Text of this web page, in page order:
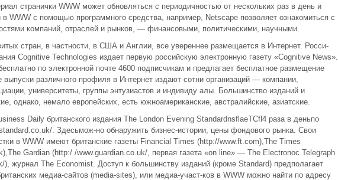
странички WWW может обновляться с периодичностью от нескольких раз в день и
WWW с помощью программного средства, например, Netscape позволяет ознакомиться с
компаний, отраслей и рынков, — финансовыми, политическими, научными.
стран, в частности, в США и Англии, все увереннее размещается в Интернет. Росси-
Cognitive Technologies издает первую российскую электронную газету «Cognitive News».
по электронной почте 4600 подписчикам и предлагает бесплатное размещение
выпуски различного профиля в Интернет издают сотни организаций — компании,
университеты, группы энтузиастов и индивиду алы. Большинство изданий и
однако, немало европейских, есть южноамериканские, австралийские, азиатские.
Daily британского издания The London Evening StandardnsflaeTCfl4 раза в деньпо
. Здесьмож-но обнаружить бизнес-истории, цены фондового рынка. Свои
в WWW имеют британские газеты Financial Times (http://www.ft.com),The Times
Gardian (http:/ /www.guardian.co.uk/, первая газета «on line» — The Electronoc Telegraph
), журнал The Economist. Доступ к большинству изданий (кроме Standard) предполагает
медиа-сайтов (media-sites), или медиа-участ-ков в WWW можно найти по адресу